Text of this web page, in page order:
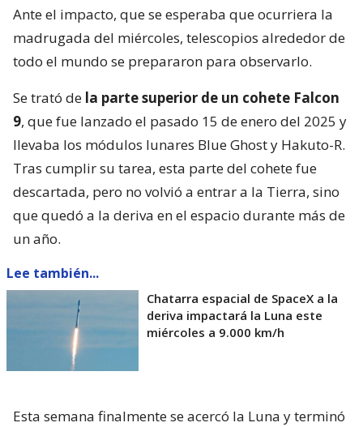
Ante el impacto, que se esperaba que ocurriera la
madrugada del miércoles, telescopios alrededor de
todo el mundo se prepararon para observarlo.
Se trató de la parte superior de un cohete Falcon
9, que fue lanzado el pasado 15 de enero del 2025 y
llevaba los módulos lunares Blue Ghost y Hakuto-R.
Tras cumplir su tarea, esta parte del cohete fue
descartada, pero no volvió a entrar a la Tierra, sino
que quedó a la deriva en el espacio durante más de
un año.
Lee también...
Chatarra espacial de SpaceX a la
deriva impactará la Luna este
miércoles a 9.000 km/h
Esta semana finalmente se acercó la Luna y terminó